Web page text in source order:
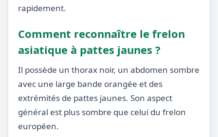
rapidement.
Comment reconnaître le frelon
asiatique à pattes jaunes ?
Il possède un thorax noir, un abdomen sombre
avec une large bande orangée et des
extrémités de pattes jaunes. Son aspect
général est plus sombre que celui du frelon
européen.